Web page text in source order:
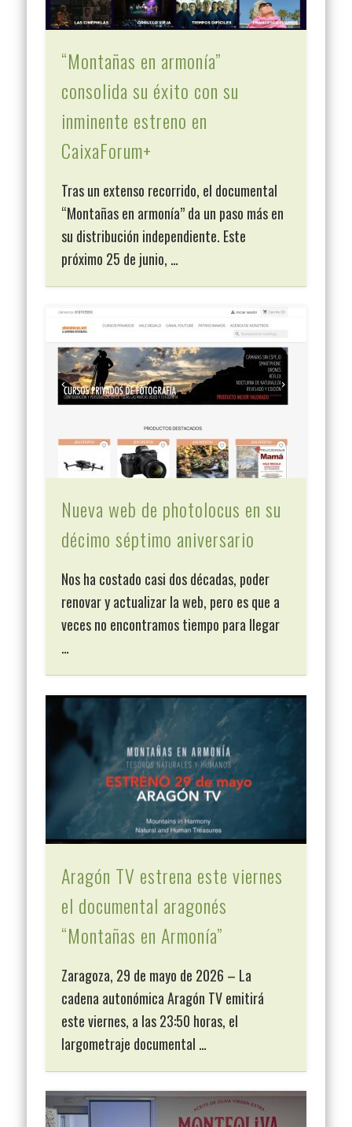
“Montañas en armonía”
consolida su éxito con su
inminente estreno en
CaixaForum+
Tras un extenso recorrido, el documental
“Montañas en armonía” da un paso más en
su distribución independiente. Este
próximo 25 de junio, …
Nueva web de photolocus en su
décimo séptimo aniversario
Nos ha costado casi dos décadas, poder
renovar y actualizar la web, pero es que a
veces no encontramos tiempo para llegar
…
Aragón TV estrena este viernes
el documental aragonés
“Montañas en Armonía”
Zaragoza, 29 de mayo de 2026 – La
cadena autonómica Aragón TV emitirá
este viernes, a las 23:50 horas, el
largometraje documental …